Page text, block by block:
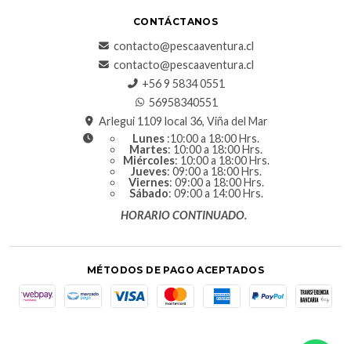
CONTÁCTANOS
contacto@pescaaventura.cl
contacto@pescaaventura.cl
+56 9 5834 0551
56958340551
Arlegui 1109 local 36, Viña del Mar
Lunes :10:00 a 18:00 Hrs.
Martes: 10:00 a 18:00 Hrs.
Miércoles: 10:00 a 18:00 Hrs.
Jueves: 09:00 a 18:00 Hrs.
Viernes: 09:00 a 18:00 Hrs.
Sábado: 09:00 a 14:00 Hrs.
HORARIO CONTINUADO.
MÉTODOS DE PAGO ACEPTADOS